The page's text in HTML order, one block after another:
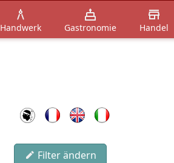
Handwerk Gastronomie Handel
Filter ändern